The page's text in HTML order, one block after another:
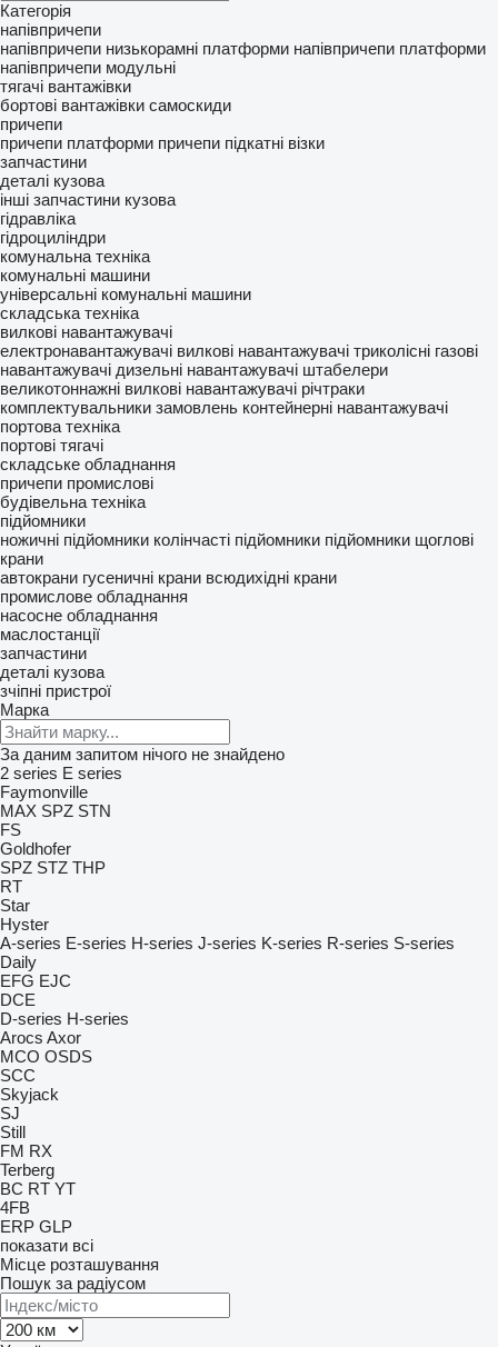
Категорія
напівпричепи
напівпричепи низькорамні платформи напівпричепи платформи
напівпричепи модульні
тягачі вантажівки
бортовi вантажівки самоскиди
причепи
причепи платформи причепи підкатні візки
запчастини
деталі кузова
інші запчастини кузова
гідравліка
гідроциліндри
комунальна техніка
комунальні машини
універсальні комунальні машини
складська техніка
вилкові навантажувачі
електронавантажувачі вилкові навантажувачі триколісні газові
навантажувачі дизельні навантажувачі штабелери
великотоннажні вилкові навантажувачі річтраки
комплектувальники замовлень контейнерні навантажувачі
портова техніка
портові тягачі
складське обладнання
причепи промислові
будівельна техніка
підйомники
ножичні підйомники колінчасті підйомники підйомники щоглові
крани
автокрани гусеничні крани всюдихідні крани
промислове обладнання
насосне обладнання
маслостанції
запчастини
деталі кузова
зчіпні пристрої
Марка
За даним запитом нічого не знайдено
2 series E series
Faymonville
MAX SPZ STN
FS
Goldhofer
SPZ STZ THP
RT
Star
Hyster
A-series E-series H-series J-series K-series R-series S-series
Daily
EFG EJC
DCE
D-series H-series
Arocs Axor
MCO OSDS
SCC
Skyjack
SJ
Still
FM RX
Terberg
BC RT YT
4FB
ERP GLP
показати всі
Місце розташування
Пошук за радіусом